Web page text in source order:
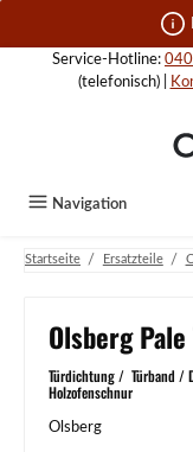
Zum Hauptinhalt springen
Service-Hotline:
(telefonisch) |
Navigation
Startseite / Ersatzteile /
Olsberg
Türdichtung / Türband /
Holzofenschnur
Olsberg